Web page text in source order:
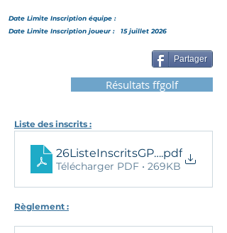
Date Limite Inscription équipe :
Date Limite Inscription joueur :
15 juillet 2026
Partager
Résultats ffgolf
Liste des inscrits :
26ListeInscritsGP_PAUGC
.pdf
Télécharger PDF • 269KB
Règlement :